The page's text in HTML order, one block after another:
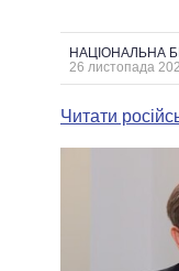
НАЦІОНАЛЬНА
26 листопада
Читати